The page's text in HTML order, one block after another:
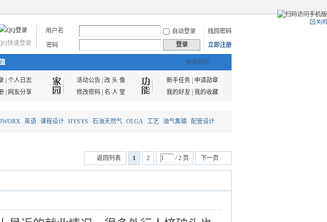
用户名 自动登录
找回密码
密码
登录 立即注册
快速登录
快捷导航
个人日志 活动公告| 改 头 像 新手任务|
申请勋章
网友分享 修改密码| 名 人 堂 我的好友| 我的收藏
英语 课程设计 HYSYS 石油天然气 OLGA 工艺 油气集输 配管设计
1 2 / 2 页 下一页
返回列表